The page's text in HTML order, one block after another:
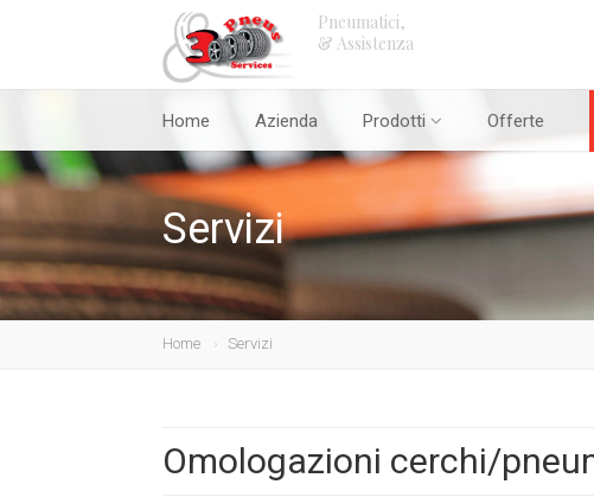
Pneumatici,
& Assistenza
Home Azienda Prodotti Offerte
Servizi
Home Servizi
Omologazioni cerchi/